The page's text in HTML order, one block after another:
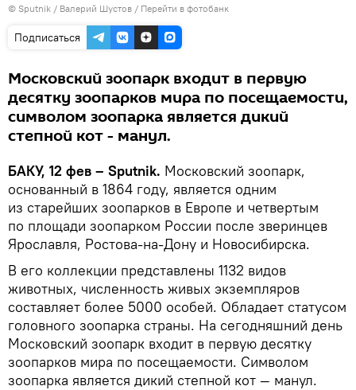
© Sputnik / Валерий Шустов / Перейти в фотобанк
Подписаться
Московский зоопарк входит в первую
десятку зоопарков мира по посещаемости,
символом зоопарка является дикий
степной кот - манул.
БАКУ, 12 фев – Sputnik. Московский зоопарк,
основанный в 1864 году, является одним
из старейших зоопарков в Европе и четвертым
по площади зоопарком России после зверинцев
Ярославля, Ростова-на-Дону и Новосибирска.
В его коллекции представлены 1132 видов
животных, численность живых экземпляров
составляет более 5000 особей. Обладает статусом
головного зоопарка страны. На сегодняшний день
Московский зоопарк входит в первую десятку
зоопарков мира по посещаемости. Символом
зоопарка является дикий степной кот — манул.